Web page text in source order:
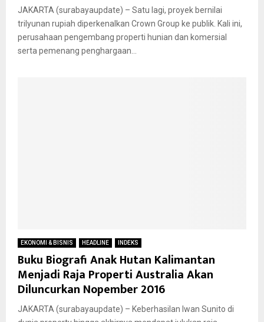
JAKARTA (surabayaupdate) – Satu lagi, proyek bernilai
trilyunan rupiah diperkenalkan Crown Group ke publik. Kali ini,
perusahaan pengembang properti hunian dan komersial
serta pemenang penghargaan...
EKONOMI & BISNIS HEADLINE INDEKS
Buku Biografi Anak Hutan Kalimantan
Menjadi Raja Properti Australia Akan
Diluncurkan Nopember 2016
JAKARTA (surabayaupdate) – Keberhasilan Iwan Sunito di